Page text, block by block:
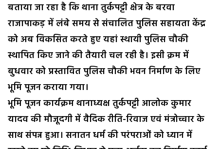
बताया जा रहा है कि थाना तुर्कपट्टी क्षेत्र के बरवा
राजापाकड़ में लंबे समय से संचालित पुलिस सहायता केंद्र
को अब विकसित करते हुए यहां स्थायी पुलिस चौकी
स्थापित किए जाने की तैयारी चल रही है। इसी क्रम में
बुधवार को प्रस्तावित पुलिस चौकी भवन निर्माण के लिए
भूमि पूजन कराया गया।
भूमि पूजन कार्यक्रम थानाध्यक्ष तुर्कपट्टी आलोक कुमार
यादव की मौजूदगी में वैदिक रीति-रिवाज एवं मंत्रोच्चार के
साथ संपन्न हुआ। सनातन धर्म की परंपराओं को ध्यान में